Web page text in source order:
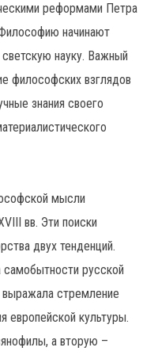
реформами Петра
начинают
науку. Важный
философских взглядов
знания своего
мысли
вв. Эти поиски
двух тенденций.
самобытности русской
выражала стремление
европейской культуры.
а вторую –